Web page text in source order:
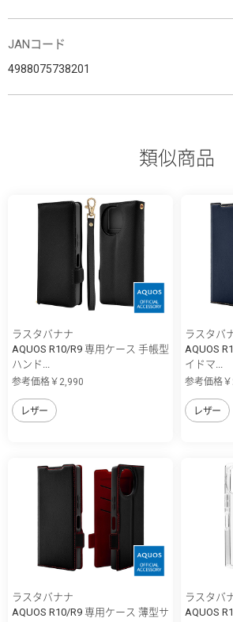
JANコード
4988075738201
類似商品
ラスタバナナ
AQUOS R10/R9 専用ケース 手帳型
ハンド...
参考価格￥2,990
レザー
ラスタバ
AQUOS
イドマ...
参考価格
レザー
ラスタバナナ
AQUOS R10/R9 専用ケース 薄型サ
ラスタバ
AQUOS